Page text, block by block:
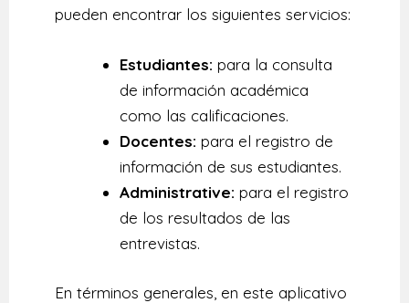
pueden encontrar los siguientes servicios:
Estudiantes: para la consulta
de información académica
como las calificaciones.
Docentes: para el registro de
información de sus estudiantes.
Administrative: para el registro
de los resultados de las
entrevistas.
En términos generales, en este aplicativo